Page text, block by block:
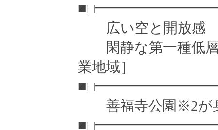
広い空と開放
閑静な第一種低層
業地域］
善福寺公園※2が